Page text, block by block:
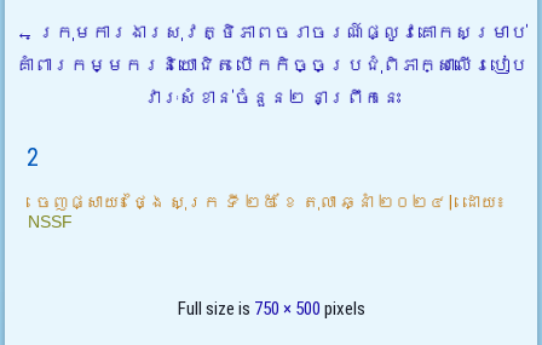
← ក្រុមការងារសុវត្ថិភាពចរាចរណ៍ផ្លូវគោកសម្រាប់
គាំពារកម្មករនិយោជិត បើកកិច្ចប្រជុំពិភាក្សាលើរបៀប
វារៈសំខាន់ចំនួន២ នាព្រឹកនេះ
2
ចេញផ្សាយ៖ ថ្ងៃ សុក្រ ទី ២៥ ខែ តុលា ឆ្នាំ ២០២៤ | ដោយ៖
NSSF
Full size is 750 × 500 pixels